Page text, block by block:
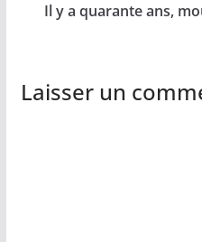
Il y a quarante ans,
Laisser un